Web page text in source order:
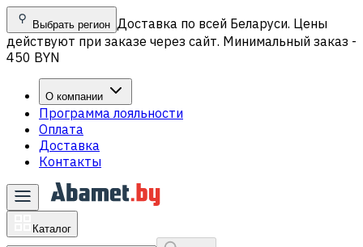
Выбрать регион Доставка по всей Беларуси. Цены
действуют при заказе через сайт. Минимальный заказ -
450 BYN
О компании
Программа лояльности
Оплата
Доставка
Контакты
Каталог